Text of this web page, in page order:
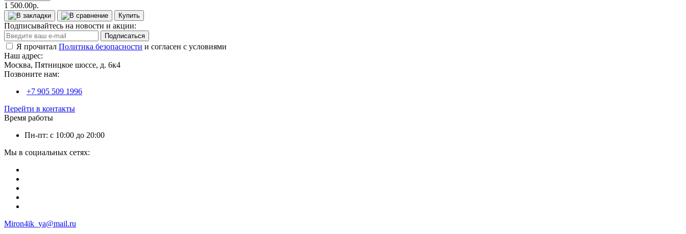
1 500.00р.
Купить
Подписывайтесь на новости и акции:
Подписаться
Я прочитал Политика безопасности и согласен с условиями
Наш адрес:
Москва, Пятницкое шоссе, д. 6к4
Позвоните нам:
+7 905 509 1996
Перейти в контакты
Время работы
Пн-пт: с 10:00 до 20:00
Мы в социальных сетях:
Miron4ik_ya@mail.ru